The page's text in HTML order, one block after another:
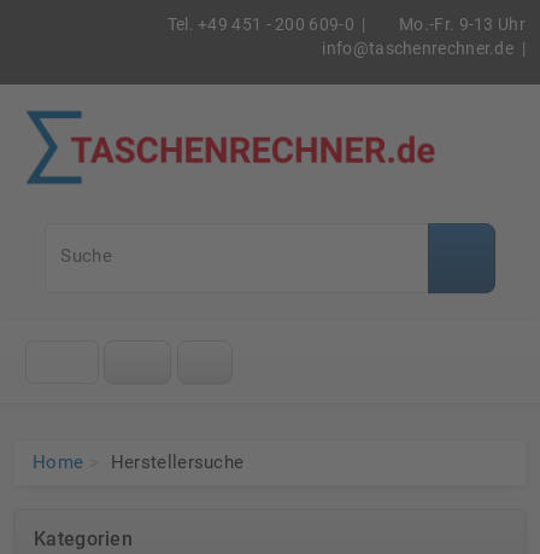
Mo.-Fr. 9-13 Uhr
Tel. +49 451 - 200 609-0 |
info@taschenrechner.de |
Suche
Home Herstellersuche
Kategorien